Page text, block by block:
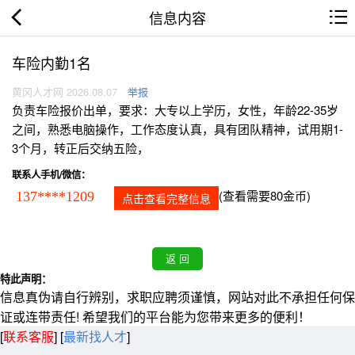
信息内容
车险内勤1名
黄冈人才网 2026.08.07 举报
负责车险报价出单，要求：大专以上学历，女性，年龄22-35岁
之间，熟悉电脑操作，工作态度认真，具有团队精神，试用期1-
3个月，转正后交纳五险，
联系人手机/微信：
137****1209 点击查看完整信息 (查看需要80金币)
特此声明：
信息真伪请自行辨别，求职应聘须谨慎，网站对此不承担任何保
证或连带责任! 希望我们的平台能为您带来更多的便利！
[联系客服] [最新找人才]